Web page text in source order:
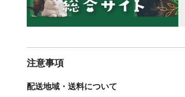
注意事項
配送地域・送料について